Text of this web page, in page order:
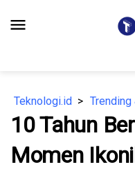
menu
Teknologi.id Trending
10 Tahun
Momen